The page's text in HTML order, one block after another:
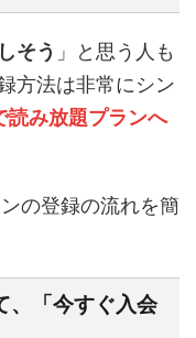
そう 」と思う人も
方法は非常にシン
み放題プランへ
の登録の流れを簡
、「今すぐ入会